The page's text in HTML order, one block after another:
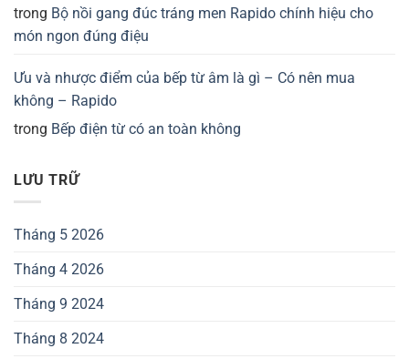
trong Bộ nồi gang đúc tráng men Rapido chính hiệu cho
món ngon đúng điệu
Ưu và nhược điểm của bếp từ âm là gì – Có nên mua
không – Rapido
trong Bếp điện từ có an toàn không
LƯU TRỮ
Tháng 5 2026
Tháng 4 2026
Tháng 9 2024
Tháng 8 2024